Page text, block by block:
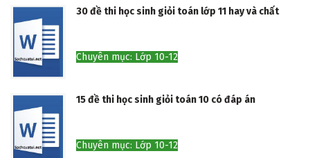
30 đề thi học sinh giỏi toán lớp 11 hay và chất
Chuyên mục: Lớp 10-12
15 đề thi học sinh giỏi toán 10 có đáp án
Chuyên mục: Lớp 10-12